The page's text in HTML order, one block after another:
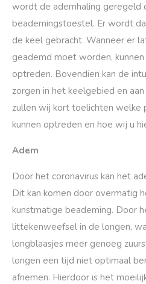
wordt de ademhaling geregeld
beademingstoestel. Er wordt
de keel gebracht. Wanneer er
geademd moet worden,
optreden. Bovendien kan de
zorgen in het keelgebied en
zullen wij kort toelichten welke
kunnen optreden en hoe wij u
Adem
Door het coronavirus kan het
Dit kan komen door overmatig
kunstmatige beademing. Door
littekenweefsel in de longen,
longblaasjes meer genoeg
longen een tijd niet optimaal
afnemen. Hierdoor is het